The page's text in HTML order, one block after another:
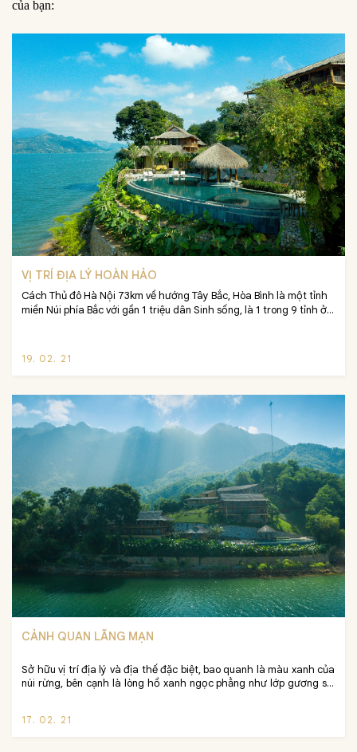
của bạn:
VỊ TRÍ ĐỊA LÝ HOÀN HẢO
Cách Thủ đô Hà Nội 73km về hướng Tây Bắc, Hòa Bình là một tỉnh
miền Núi phía Bắc với gần 1 triệu dân Sinh sống, là 1 trong 9 tỉnh ở
61% người Mường của cả tỉnh và 94% người Mường trên cả nước.
19. 02. 21
CẢNH QUAN LÃNG MẠN
Sở hữu vị trí địa lý và địa thế đặc biệt, bao quanh là màu xanh của
núi rừng, bên cạnh là lòng hồ xanh ngọc phẳng như lớp gương soi
cước. Cùng chúng tôi trải nghiệm cảm giác của một kỳ nghỉ
17. 02. 21